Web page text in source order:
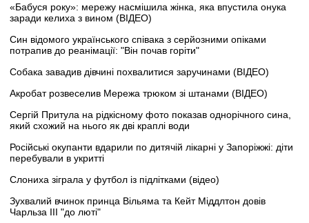
«Бабуся року»: мережу насмішила жінка, яка впустила онука
заради келиха з вином (ВІДЕО)
Син відомого українського співака з серйозними опіками
потрапив до реанімації: "Він почав горіти"
Собака завадив дівчині похвалитися заручинами (ВІДЕО)
Акробат розвеселив Мережа трюком зі штанами (ВІДЕО)
Сергій Притула на рідкісному фото показав однорічного сина,
який схожий на нього як дві краплі води
Російські окупанти вдарили по дитячій лікарні у Запоріжжі: діти
перебували в укритті
Слониха зіграла у футбол із підлітками (відео)
Зухвалий вчинок принца Вільяма та Кейт Міддлтон довів
Чарльза III "до люті"